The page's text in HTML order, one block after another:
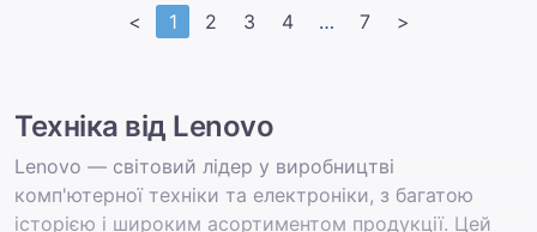
< 1 2 3 4 >> 7 >
Техніка від Lenovo
Lenovo — світовий лідер у виробництві
комп'ютерної техніки та електроніки, з багатою
історією і широким асортиментом продукції. Цей